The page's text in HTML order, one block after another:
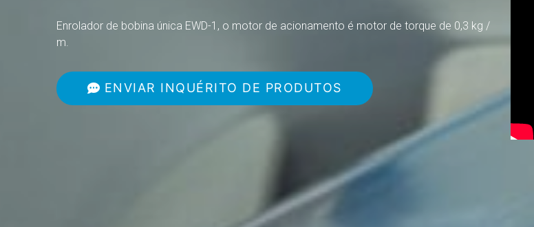
Enrolador de bobina única EWD-1, o motor de acionamento é motor de torque de 0,3 kg /
m.
ENVIAR INQUÉRITO DE PRODUTOS